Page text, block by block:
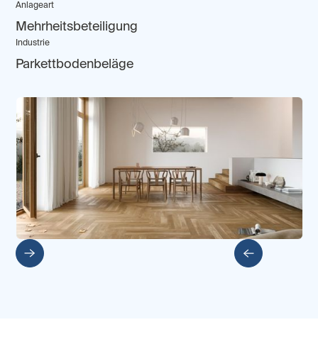
Anlageart
Mehrheitsbeteiligung
Industrie
Parkettbodenbeläge
Slide 2 of 5.